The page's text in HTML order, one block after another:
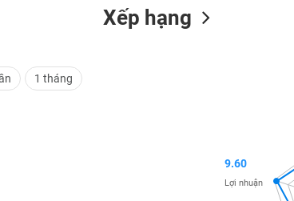
1 tháng
Xếp hạng
9.60
Lợi nhuận